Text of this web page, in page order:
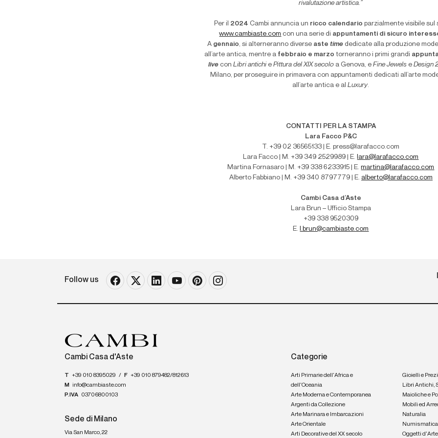
rivalutazione artistica.”
Per il 2024 Cambi annuncia un ricco calendario parzialmente visibile sul
www.cambiaste.com con una serie di appuntamenti di sicuro
A gennaio, si alterneranno diverse aste time dedicate alla produzione
all’arte antica, mentre a febbraio e marzo torneranno i primi grandi
live conLibri antichi ePittura del XIX secolo a Genova, eFine Jewels eDesign
Milano, per proseguire in primavera con appuntamenti dedicati all’arte
all’arte antica e al Luxury.
CONTATTI PER LA STAMPA
Lara Facco P&C
T. +39 02 36565133 | E. press@larafacco.com
Lara Facco | M. +39 349 2529989 | E. lara@larafacco.com
Martina Fornasaro | M. +39 338 6233915 | E.martina@larafacco.com
Alberto Fabbiano | M. +39 340 8797779 | E. alberto@larafacco.com
Cambi Casa d’Aste
Lara Brun – Ufficio Stampa
+39 338 9520309
E. l.brun@cambiaste.com
Follow us
Cambi Casa d'Aste
T +39 010 8395029 / F +39 010 879482/812613
M
info@cambiaste.com
P.IVA 03706800103
Sede di Milano
Via San Marco, 22
Categorie
Arti Primarie dell'Africa e
dell'Oceania
Arte Moderna e Contemporanea
Argenti da Collezione
Arte Marinara e Imbarcazioni
Arte Orientale
Arti Decorative del XX secolo
Gioielli e
Libri Antichi,
Maioliche e
Mobili ed
Naturalia
Numismatica
Oggetti d'Arte